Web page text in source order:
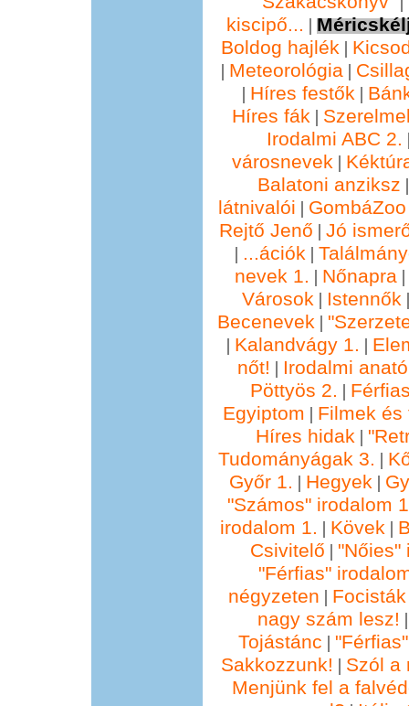
kiscipő... |
Boldog hajlék |
| Meteorológia|
| Híres festők |
Híres fák |
Irodalmi ABC 2.
városnevek |
Balatoni anziksz
látnivalói |
Rejtő Jenő | Jó
| ...ációk |
nevek 1. | Nőnapra|
Városok | Istennők
Becenevek |
| Kalandvágy 1. |
nőt! | Irodalmi
Pöttyös 2. |
Egyiptom | Filmek és
Híres hidak |
Tudományágak 3. |
Győr 1. | Hegyek |
"Számos" irodalom
irodalom 1. | Kövek |
Csivitelő | "Nőies"
"Férfias"
négyzeten | Focisták
nagy szám lesz!
Tojástánc |
Sakkozzunk! | Szól a
Menjünk fel a